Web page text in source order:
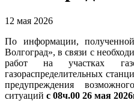
12 мая 2026
По информации,
Волгоград», в связи с
работ на участках
газораспределительных
предупреждения
ситуаций с 08ч.00 26 мая